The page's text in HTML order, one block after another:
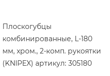
Плоскогубцы
комбинированные, L-180
мм, хром., 2-комп. рукоятки
(KNIPEX) артикул: 305180